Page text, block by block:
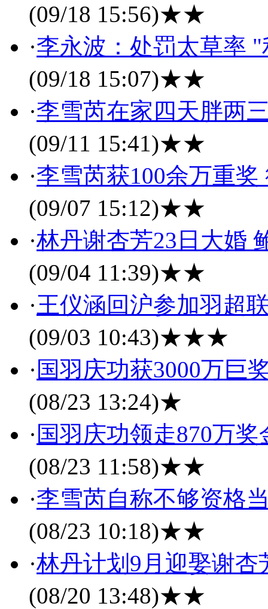
(09/18 15:56)★★
·李永波：处罚太草率
(09/18 15:07)★★
·李雪芮在家四天胖两
(09/11 15:41)★★
·李雪芮获100余万重
(09/07 15:12)★★
·林丹谢杏芳23日大婚
(09/04 11:39)★★
·王仪涵回沪参加羽超
(09/03 10:43)★★★
· 国羽庆功获3000万巨
(08/23 13:24)★
· 国羽庆功领走870万
(08/23 11:58)★★
·李雪芮自称不够资格
(08/23 10:18)★★
·林丹计划9月迎娶谢
(08/20 13:48)★★